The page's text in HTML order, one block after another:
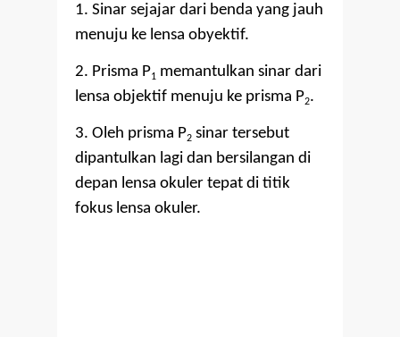
1. Sinar sejajar dari benda yang jauh
menuju ke lensa obyektif.
2. Prisma P1 memantulkan sinar dari
lensa objektif menuju ke prisma P2.
3. Oleh prisma P2 sinar tersebut
dipantulkan lagi dan bersilangan di
depan lensa okuler tepat di titik
fokus lensa okuler.